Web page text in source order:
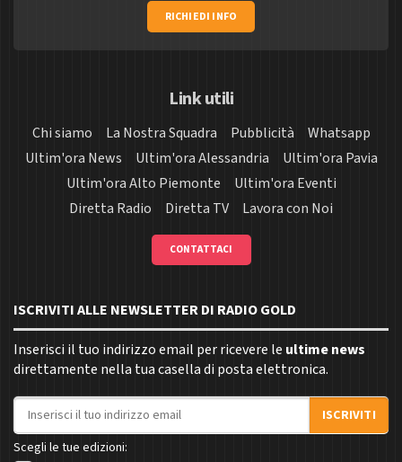
RICHIEDI INFO
Link utili
Chi siamo La Nostra Squadra Pubblicità
Whatsapp
Ultim'ora News
Ultim'ora Alessandria
Ultim'ora Pavia
Ultim'ora Alto Piemonte
Ultim'ora Eventi
Diretta Radio
Diretta TV Lavora con Noi
CONTATTACI
ISCRIVITI ALLE NEWSLETTER DI RADIO GOLD
Inserisci il tuo indirizzo email per ricevere le ultime news
direttamente nella tua casella di posta elettronica.
Indirizzo email
ISCRIVITI
Scegli le tue edizioni: